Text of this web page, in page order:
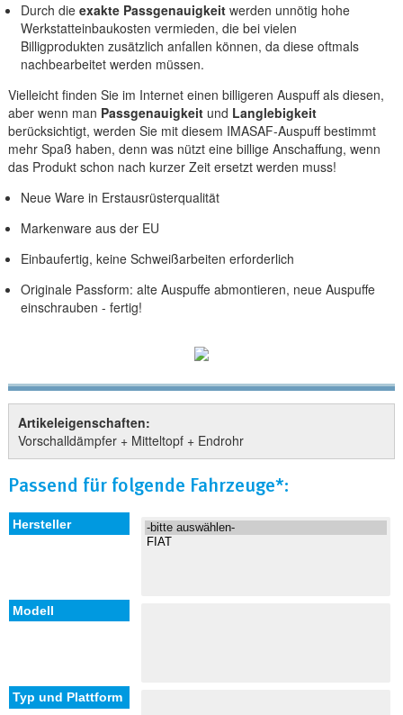
Durch dieexakte Passgenauigkeitwerden unnötig hohe
Werkstatteinbaukosten vermieden, die bei vielen
Billigprodukten zusätzlich anfallen können, da diese oftmals
nachbearbeitet werden müssen.
Vielleicht finden Sie im Internet einen billigeren Auspuff als diesen,
aber wenn man Passgenauigkeit und Langlebigkeit
berücksichtigt, werden Sie mit diesem IMASAF-Auspuff bestimmt
mehr Spaß haben, denn was nützt eine billige Anschaffung, wenn
das Produkt schon nach kurzer Zeit ersetzt werden muss!
Neue Ware in Erstausrüsterqualität
Markenware aus der EU
Einbaufertig, keine Schweißarbeiten erforderlich
Originale Passform: alte Auspuffe abmontieren, neue Auspuffe
einschrauben - fertig!
Artikeleigenschaften:
Vorschalldämpfer + Mitteltopf + Endrohr
Passend für folgende Fahrzeuge*: